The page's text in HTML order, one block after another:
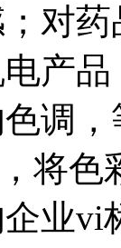
对
产
调
将色
业vi